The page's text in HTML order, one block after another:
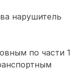
нарушитель
по части 1